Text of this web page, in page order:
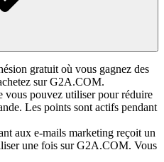
gratuit où vous gagnez des
sur G2A.COM.
vous pouvez utiliser pour réduire
Les points sont actifs pendant
aux e-mails marketing reçoit un
une fois sur G2A.COM. Vous